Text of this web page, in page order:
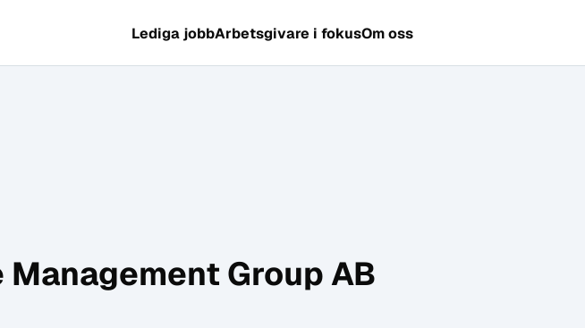
Lediga jobbArbetsgivare i fokusOm oss
Group AB